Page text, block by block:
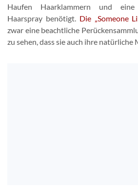
Haufen Haarklammern und
Haarspray benötigt. Die „Someone
zwar eine beachtliche
zu sehen, dass sie auch ihre natürliche